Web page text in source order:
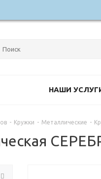
НАШИ
- Кружки - Металлические -